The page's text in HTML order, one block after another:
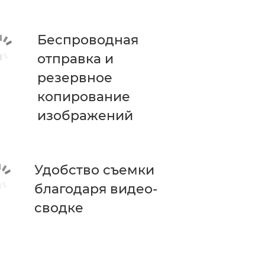
Беспроводная
отправка и
резервное
копирование
изображений
Удобство съемки
благодаря видео-
сводке